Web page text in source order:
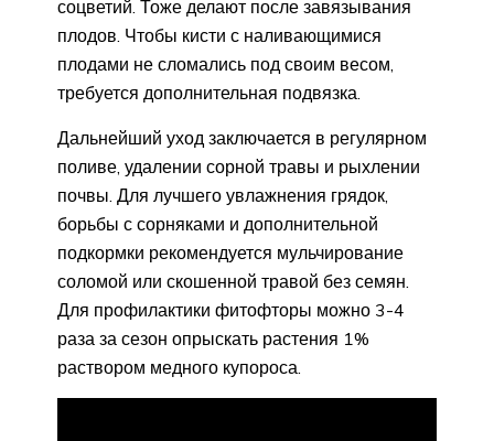
соцветий. Тоже делают после завязывания
плодов. Чтобы кисти с наливающимися
плодами не сломались под своим весом,
требуется дополнительная подвязка.
Дальнейший уход заключается в регулярном
поливе, удалении сорной травы и рыхлении
почвы. Для лучшего увлажнения грядок,
борьбы с сорняками и дополнительной
подкормки рекомендуется мульчирование
соломой или скошенной травой без семян.
Для профилактики фитофторы можно 3-4
раза за сезон опрыскать растения 1%
раствором медного купороса.